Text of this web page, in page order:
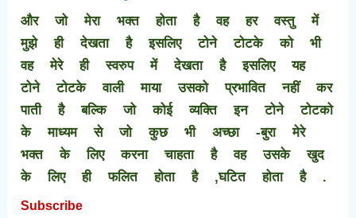
और जो मेरा भक्त होता है वह हर वस्तु में
मुझे ही देखता है इसलिए टोने टोटके को भी
वह मेरे ही स्वरुप में देखता है इसलिए यह
टोने टोटके वाली माया उसको प्रभावित नहीं कर
पाती है बल्कि जो कोई व्यक्ति इन टोने टोटको
के माध्यम से जो कुछ भी अच्छा -बुरा मेरे
भक्त के लिए करना चाहता है वह उसके खुद
के लिए ही फलित होता है ,घटित होता है .
Subscribe